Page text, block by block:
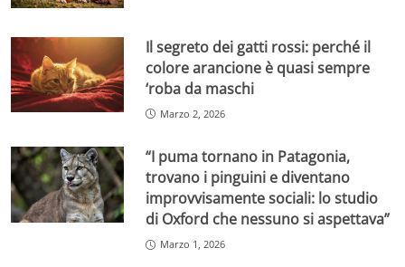
Il segreto dei gatti rossi: perché il
colore arancione è quasi sempre
‘roba da maschi
Marzo 2, 2026
“I puma tornano in Patagonia,
trovano i pinguini e diventano
improvvisamente sociali: lo studio
di Oxford che nessuno si aspettava”
Marzo 1, 2026